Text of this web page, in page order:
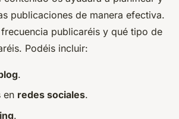
publicaciones de manera efectiva.
publicaréis y qué tipo de
Podéis incluir:
.
en redes sociales.
.